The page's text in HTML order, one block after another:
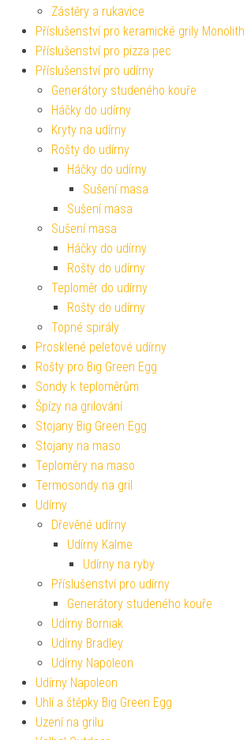
Zástěry a rukavice
Příslušenství pro keramické grily Monolith
Příslušenství pro pizza pec
Příslušenství pro udírny
Generátory studeného kouře
Háčky do udírny
Kryty na udírny
Rošty do udírny
Háčky do udírny
Sušení masa
Sušení masa
Sušení masa
Háčky do udírny
Rošty do udírny
Teploměr do udírny
Rošty do udírny
Topné spirály
Prosklené peletové udírny
Rošty pro Big Green Egg
Sondy k teploměrům
Špízy na grilování
Stojany Big Green Egg
Stojany na maso
Teploměry na maso
Termosondy na gril
Udírny
Dřevěné udírny
Udírny Kalme
Udírny na ryby
Příslušenství pro udírny
Generátory studeného kouře
Udírny Borniak
Udírny Bradley
Udírny Napoleon
Udírny Napoleon
Uhlí a štěpky Big Green Egg
Uzení na grilu